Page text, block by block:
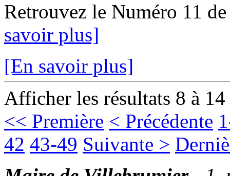
Retrouvez le Numéro 11
savoir plus]
[En savoir plus]
Afficher les résultats 8 à
<< Première < Précédente
42 43-49 Suivante >